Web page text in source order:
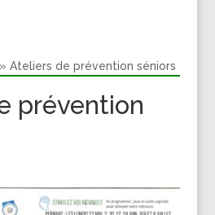
» Ateliers de prévention séniors
prévention